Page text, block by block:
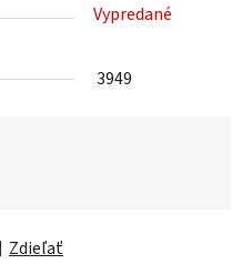
Vypredané
3949
Zdieľať